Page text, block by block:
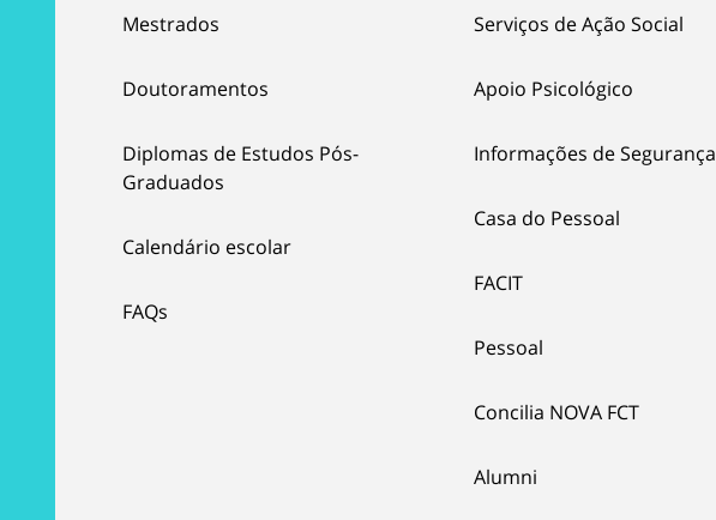
Mestrados
Doutoramentos
Diplomas de Estudos Pós-
Graduados
Calendário escolar
FAQs
Serviços de Ação Social
Apoio Psicológico
Informações de Segurança
Casa do Pessoal
FACIT
Pessoal
Concilia NOVA FCT
Alumni